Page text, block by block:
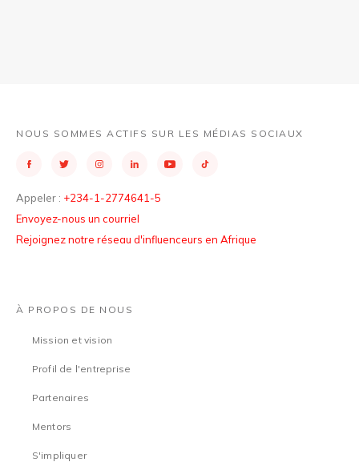
NOUS SOMMES ACTIFS SUR LES MÉDIAS SOCIAUX
Appeler : +234-1-2774641-5
Envoyez-nous un courriel
Rejoignez notre réseau d'influenceurs en Afrique
À PROPOS DE NOUS
Mission et vision
Profil de l'entreprise
Partenaires
Mentors
S'impliquer